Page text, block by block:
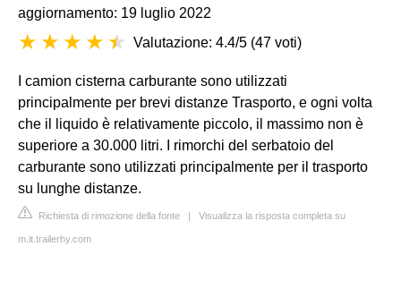
aggiornamento: 19 luglio 2022
Valutazione: 4.4/5 (47 voti)
I camion cisterna carburante sono utilizzati
principalmente per brevi distanze Trasporto, e ogni volta
che il liquido è relativamente piccolo, il massimo non è
superiore a 30.000 litri. I rimorchi del serbatoio del
carburante sono utilizzati principalmente per il trasporto
su lunghe distanze.
Richiesta di rimozione della fonte | Visualizza la risposta completa su
m.it.trailerhy.com